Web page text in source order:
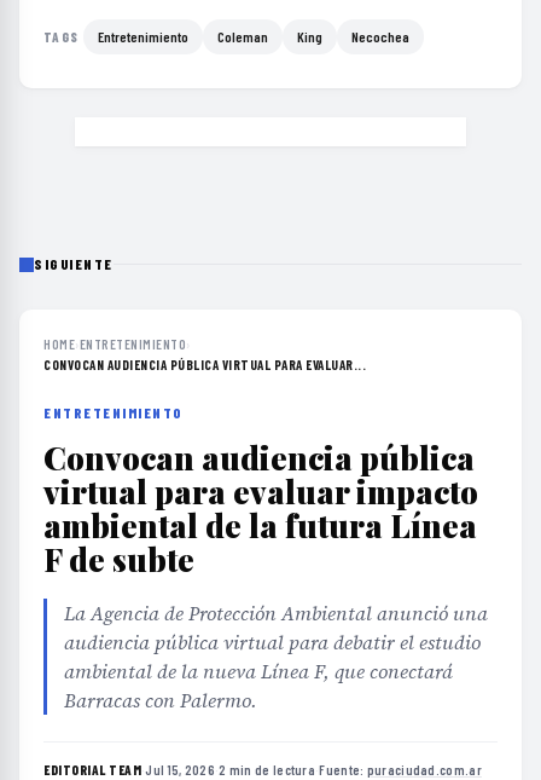
TAGS Entretenimiento Coleman King Necochea
SIGUIENTE
HOME›ENTRETENIMIENTO›
CONVOCAN AUDIENCIA PÚBLICA VIRTUAL PARA EVALUAR...
ENTRETENIMIENTO
Convocan audiencia pública
virtual para evaluar impacto
ambiental de la futura Línea
F de subte
La Agencia de Protección Ambiental anunció una
audiencia pública virtual para debatir el estudio
ambiental de la nueva Línea F, que conectará
Barracas con Palermo.
EDITORIAL TEAM·Jul 15, 2026·2 min de lectura·Fuente: puraciudad.com.ar